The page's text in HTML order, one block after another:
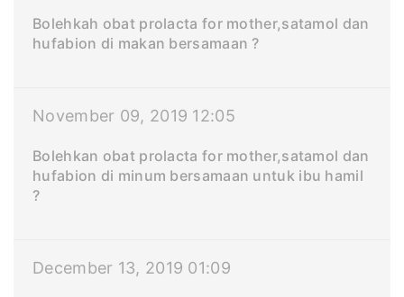
Bolehkah obat prolacta for mother,satamol dan
hufabion di makan bersamaan ?
November 09, 2019 12:05
Bolehkan obat prolacta for mother,satamol dan
hufabion di minum bersamaan untuk ibu hamil
?
December 13, 2019 01:09